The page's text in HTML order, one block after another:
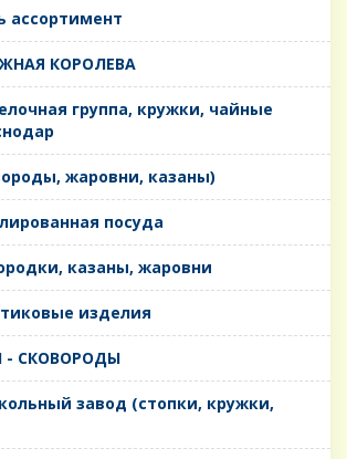
ассортимент
КОРОЛЕВА
группа, кружки, чайные
жаровни, казаны)
посуда
казаны, жаровни
изделия
- СКОВОРОДЫ
завод (стопки, кружки,